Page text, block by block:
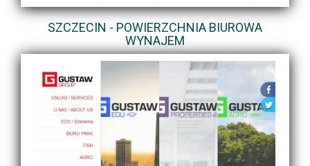
SZCZECIN - POWIERZCHNIA BIUROWA
WYNAJEM